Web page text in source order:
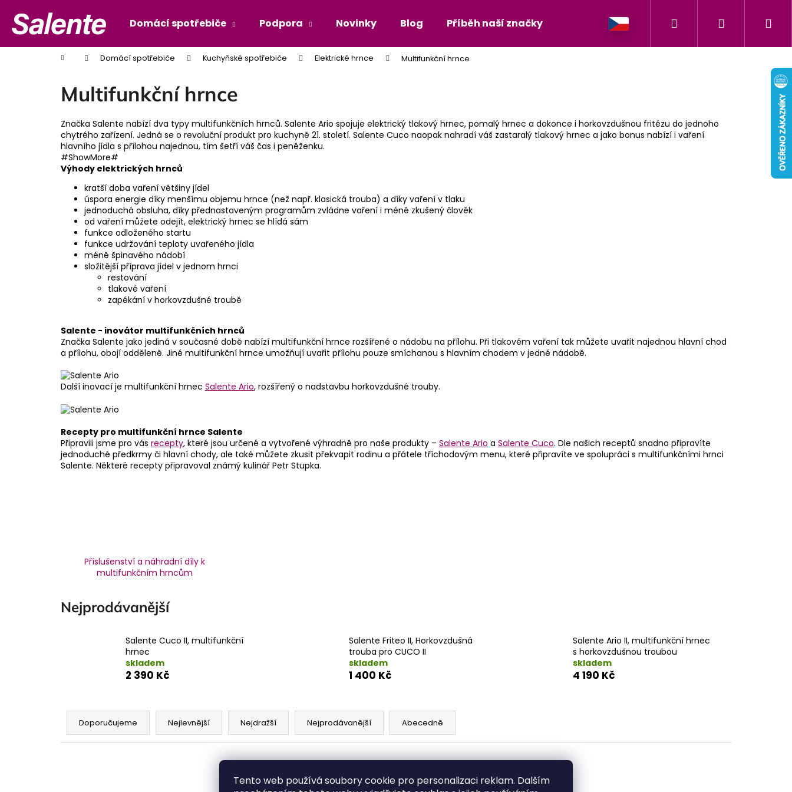
Tento web používá soubory cookie pro personalizaci reklam. Dalším
obsah
Domácí spotřebiče Podpora Novinky Blog Příběh naší značky Hledat Přihlášení
Domů Domácí spotřebiče Kuchyňské spotřebiče Elektrické hrnce Multifunkční hrnce
Multifunkční hrnce
Značka Salente nabízí dva typy multifunkčních hrnců. Salente Ario spojuje elektrický tlakový hrnec, pomalý hrnec a dokonce i horkovzdušnou fritézu do jednoho
chytrého zařízení. Jedná se o revoluční produkt pro kuchyně 21. století. Salente Cuco naopak nahradí váš zastaralý tlakový hrnec a jako bonus nabízí i vaření
hlavního jídla s přílohou najednou, tím šetří váš čas i peněženku.
#ShowMore#
Výhody elektrických hrnců
kratší doba vaření většiny jídel
úspora energie díky menšímu objemu hrnce (než např. klasická trouba) a díky vaření v tlaku
jednoduchá obsluha, díky přednastaveným programům zvládne vaření i méně zkušený člověk
od vaření můžete odejít, elektrický hrnec se hlídá sám
funkce odloženého startu
funkce udržování teploty uvařeného jídla
méně špinavého nádobí
složitější příprava jídel v jednom hrnci
restování
tlakové vaření
zapékání v horkovzdušné troubě
Salente - inovátor multifunkčních hrnců
Značka Salente jako jediná v současné době nabízí multifunkční hrnce rozšířené o nádobu na přílohu. Při tlakovém vaření tak můžete uvařit najednou hlavní chod
a přílohu, obojí odděleně. Jiné multifunkční hrnce umožňují uvařit přílohu pouze smíchanou s hlavním chodem v jedné nádobě.
Další inovací je multifunkční hrnec Salente Ario, rozšířený o nadstavbu horkovzdušné trouby.
Recepty pro multifunkční hrnce Salente
Připravili jsme pro vás recepty, které jsou určené a vytvořené výhradně pro naše produkty – Salente Ario a Salente Cuco. Dle našich receptů snadno připravíte
jednoduché předkrmy či hlavní chody, ale také můžete zkusit překvapit rodinu a přátele tříchodovým menu, které připravíte ve spolupráci s multifunkčními hrnci
Salente. Některé recepty připravoval známý kulinář Petr Stupka.
Příslušenství a náhradní díly k
multifunkčním hrncům
Nejprodávanější
Salente Cuco II, multifunkční
hrnec
skladem
2 390 Kč
Salente Friteo II, Horkovzdušná
trouba pro CUCO II
skladem
1 400 Kč
Salente Ario II, multifunkční hrnec
s horkovzdušnou troubou
skladem
4 190 Kč
Ř
z
Doporučujeme Nejlevnější Nejdražší Nejprodávanější Abecedně
í
Zpět
Zpět
Co potřebujete najít?